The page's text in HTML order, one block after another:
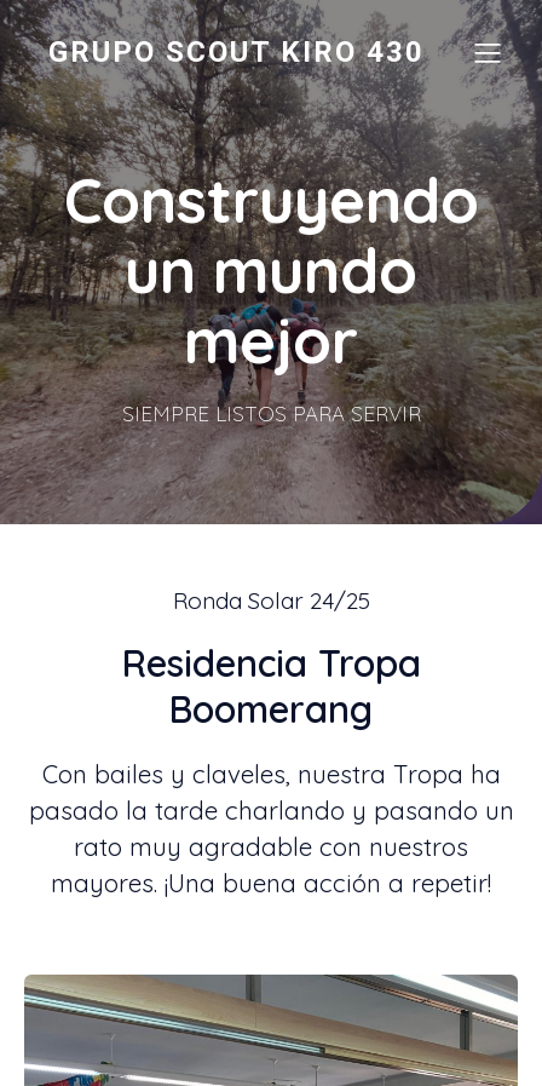
GRUPO SCOUT KIRO 430
Construyendo
un mundo
mejor
SIEMPRE LISTOS PARA SERVIR
Ronda Solar 24/25
Residencia Tropa
Boomerang
Con bailes y claveles, nuestra Tropa ha
pasado la tarde charlando y pasando un
rato muy agradable con nuestros
mayores. ¡Una buena acción a repetir!